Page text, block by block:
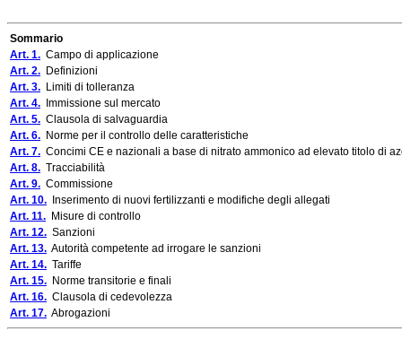
Sommario
Art. 1. Campo di applicazione
Art. 2. Definizioni
Art. 3. Limiti di tolleranza
Art. 4. Immissione sul mercato
Art. 5. Clausola di salvaguardia
Art. 6. Norme per il controllo delle caratteristiche
Art. 7. Concimi CE e nazionali a base di nitrato ammonico ad elevato titolo di
Art. 8. Tracciabilità
Art. 9. Commissione
Art. 10. Inserimento di nuovi fertilizzanti e modifiche degli allegati
Art. 11. Misure di controllo
Art. 12. Sanzioni
Art. 13. Autorità competente ad irrogare le sanzioni
Art. 14. Tariffe
Art. 15. Norme transitorie e finali
Art. 16. Clausola di cedevolezza
Art. 17. Abrogazioni